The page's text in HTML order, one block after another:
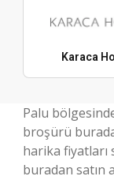
Karaca
Palu
broşürü
harika fiyatları
buradan satın